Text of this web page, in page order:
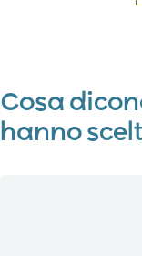
Cosa
hanno